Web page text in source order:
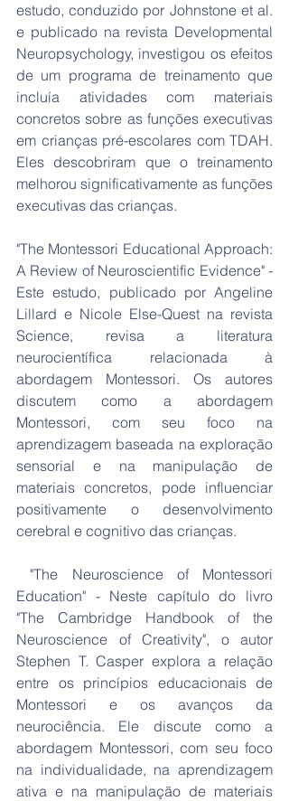
estudo, conduzido por Johnstone et al.
e publicado na revista Developmental
Neuropsychology, investigou os efeitos
de um programa de treinamento que
incluía atividades com materiais
concretos sobre as funções executivas
em crianças pré-escolares com TDAH.
Eles descobriram que o treinamento
melhorou significativamente as funções
executivas das crianças.
"The Montessori Educational Approach:
A Review of Neuroscientific Evidence" -
Este estudo, publicado por Angeline
Lillard e Nicole Else-Quest na revista
Science, revisa a literatura
neurocientífica relacionada à
abordagem Montessori. Os autores
discutem como a abordagem
Montessori, com seu foco na
aprendizagem baseada na exploração
sensorial e na manipulação de
materiais concretos, pode influenciar
positivamente o desenvolvimento
cerebral e cognitivo das crianças.
Education" - Neste capítulo do livro
"The Cambridge Handbook of the
Neuroscience of Creativity", o autor
Stephen T. Casper explora a relação
entre os princípios educacionais de
Montessori e os avanços da
neurociência. Ele discute como a
abordagem Montessori, com seu foco
na individualidade, na aprendizagem
ativa e na manipulação de materiais